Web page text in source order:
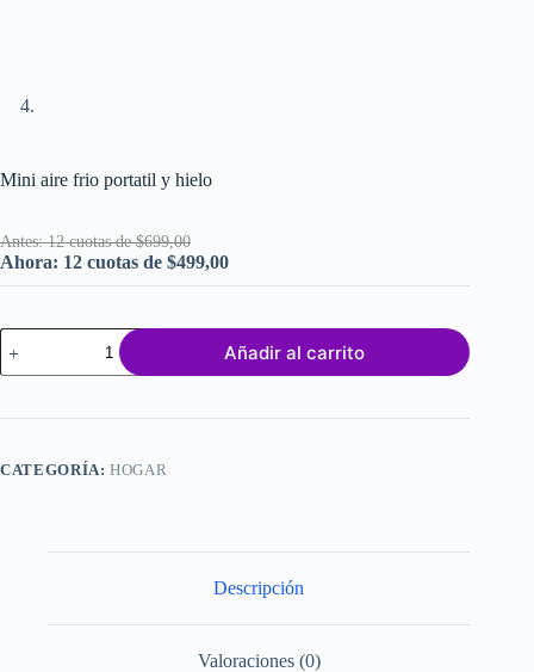
Mini aire frio portatil y hielo
Antes: 12 cuotas de $699,00
Ahora: 12 cuotas de $499,00
Mini
aire
frio
y
Añadir al carrito
CATEGORÍA:HOGAR
Descripción
Valoraciones (0)